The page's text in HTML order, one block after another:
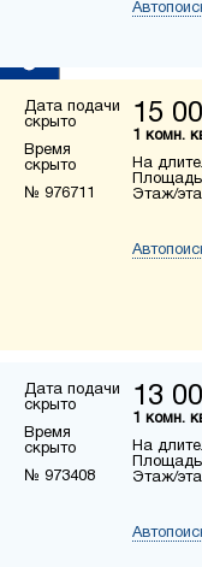
Дата подачи
скрыто
Время
скрыто
№ 976711
15
1 комн.
На
Этаж/
Дата подачи
скрыто
Время
скрыто
№ 973408
13
1 комн.
На
Этаж/